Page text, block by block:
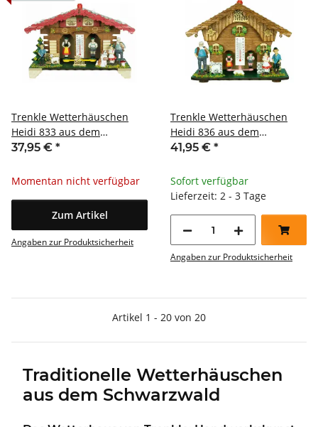
Trenkle Wetterhäuschen
Heidi 833 aus dem
Schwarzwald
37,95 € *
Momentan nicht verfügbar
Zum Artikel
Angaben zur Produktsicherheit
Trenkle Wetterhäuschen
Heidi 836 aus dem
Schwarzwald
41,95 € *
Sofort verfügbar
Lieferzeit: 2 - 3 Tage
Angaben zur Produktsicherheit
Artikel 1 - 20 von 20
Traditionelle Wetterhäuschen
aus dem Schwarzwald